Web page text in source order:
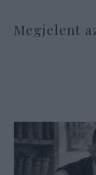
Megjelent